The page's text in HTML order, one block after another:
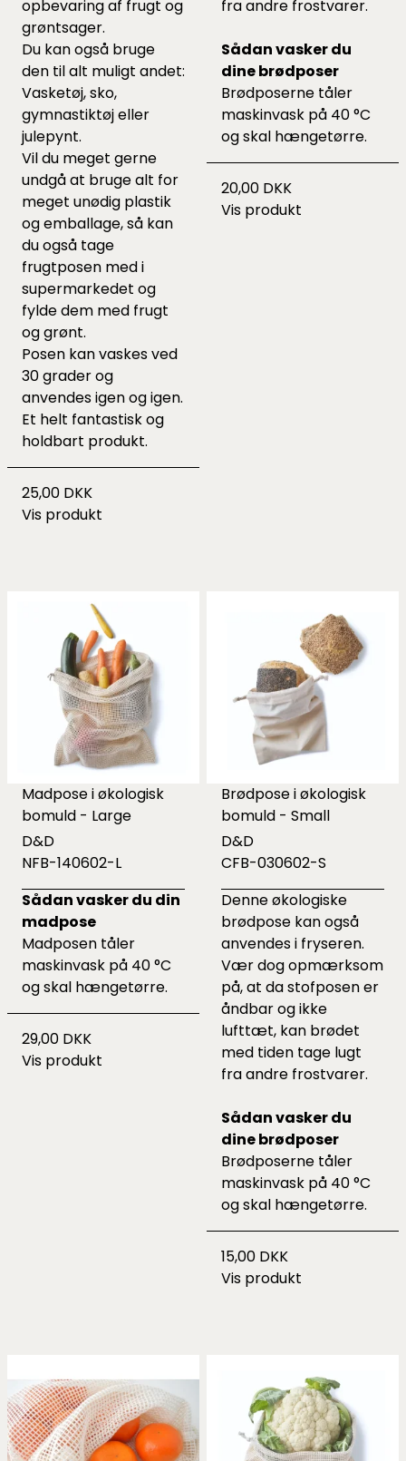
opbevaring af frugt og
grøntsager.
Du kan også bruge
den til alt muligt andet:
Vasketøj, sko,
gymnastiktøj eller
julepynt.
Vil du meget gerne
undgå at bruge alt for
meget unødig plastik
og emballage, så kan
du også tage
frugtposen med i
supermarkedet og
fylde dem med frugt
og grønt.
Posen kan vaskes ved
30 grader og
anvendes igen og igen.
Et helt fantastisk og
holdbart produkt.
25,00 DKK
Vis produkt
fra andre frostvarer.
Sådan vasker du
dine brødposer
Brødposerne tåler
maskinvask på 40 °C
og skal hængetørre.
20,00 DKK
Vis produkt
Madpose i økologisk
bomuld - Large
D&D
NFB-140602-L
Sådan vasker du din
madpose
Madposen tåler
maskinvask på 40 °C
og skal hængetørre.
29,00 DKK
Vis produkt
Brødpose i økologisk
bomuld - Small
D&D
CFB-030602-S
Denne økologiske
brødpose kan også
anvendes i fryseren.
Vær dog opmærksom
på, at da stofposen er
åndbar og ikke
lufttæt, kan brødet
med tiden tage lugt
fra andre frostvarer.
Sådan vasker du
dine brødposer
Brødposerne tåler
maskinvask på 40 °C
og skal hængetørre.
15,00 DKK
Vis produkt